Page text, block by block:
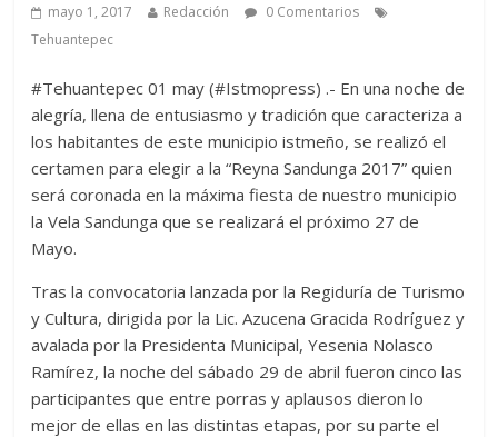
mayo 1, 2017 Redacción
0 Comentarios
Tehuantepec
#Tehuantepec 01 may (#Istmopress) .- En una noche de
alegría, llena de entusiasmo y tradición que caracteriza a
los habitantes de este municipio istmeño, se realizó el
certamen para elegir a la “Reyna Sandunga 2017” quien
será coronada en la máxima fiesta de nuestro municipio
la Vela Sandunga que se realizará el próximo 27 de
Mayo.
Tras la convocatoria lanzada por la Regiduría de Turismo
y Cultura, dirigida por la Lic. Azucena Gracida Rodríguez y
avalada por la Presidenta Municipal, Yesenia Nolasco
Ramírez, la noche del sábado 29 de abril fueron cinco las
participantes que entre porras y aplausos dieron lo
mejor de ellas en las distintas etapas, por su parte el